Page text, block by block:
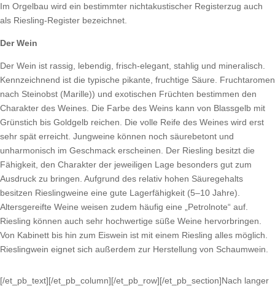
Im Orgelbau wird ein bestimmter nichtakustischer Registerzug auch
als Riesling-Register bezeichnet.
Der Wein
Der Wein ist rassig, lebendig, frisch-elegant, stahlig und mineralisch.
Kennzeichnend ist die typische pikante, fruchtige Säure. Fruchtaromen
nach Steinobst (Marille)) und exotischen Früchten bestimmen den
Charakter des Weines. Die Farbe des Weins kann von Blassgelb mit
Grünstich bis Goldgelb reichen. Die volle Reife des Weines wird erst
sehr spät erreicht. Jungweine können noch säurebetont und
unharmonisch im Geschmack erscheinen. Der Riesling besitzt die
Fähigkeit, den Charakter der jeweiligen Lage besonders gut zum
Ausdruck zu bringen. Aufgrund des relativ hohen Säuregehalts
besitzen Rieslingweine eine gute Lagerfähigkeit (5–10 Jahre).
Altersgereifte Weine weisen zudem häufig eine „Petrolnote“ auf.
Riesling können auch sehr hochwertige süße Weine hervorbringen.
Von Kabinett bis hin zum Eiswein ist mit einem Riesling alles möglich.
Rieslingwein eignet sich außerdem zur Herstellung von Schaumwein.
[/et_pb_text][/et_pb_column][/et_pb_row][/et_pb_section]Nach langer